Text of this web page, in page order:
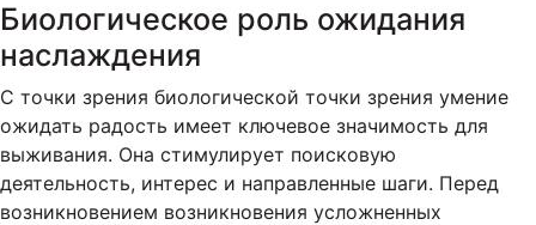
Биологическое роль ожидания
наслаждения
С точки зрения биологической точки зрения умение
ожидать радость имеет ключевое значимость для
выживания. Она стимулирует поисковую
деятельность, интерес и направленные шаги. Перед
возникновением возникновения усложненных